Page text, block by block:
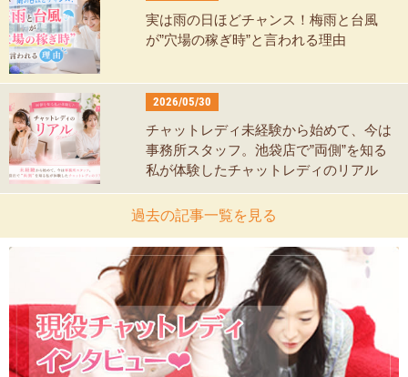
実は雨の日ほどチャンス！梅雨と台風
が”穴場の稼ぎ時”と言われる理由
2026/05/30
チャットレディ未経験から始めて、今は
事務所スタッフ。池袋店で”両側”を知る
私が体験したチャットレディのリアル
過去の記事一覧を見る